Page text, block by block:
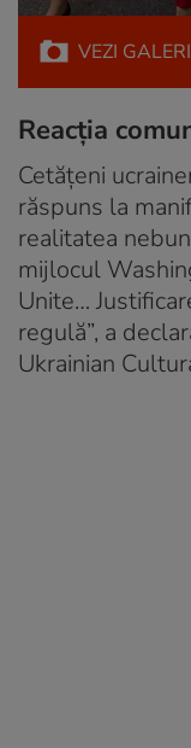
VEZI
Reacția
Cetățeni
răspuns la
realitatea
mijlocul
Unite…
regulă”, a
Ukrainian